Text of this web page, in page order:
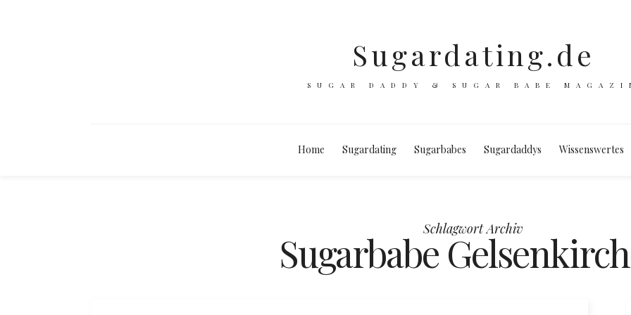
Sugardating.de
SUGAR DADDY & SUGAR BABE
Home Sugardating Sugarbabes Sugardaddys Wissenswertes
Schlagwort Archiv
Sugarbabe